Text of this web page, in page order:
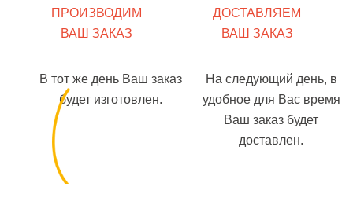
ПРОИЗВОДИМ
ВАШ ЗАКАЗ
В тот же день Ваш заказ
будет изготовлен.
ДОСТАВЛЯЕМ
ВАШ ЗАКАЗ
На следующий день, в
удобное для Вас время
Ваш заказ будет
доставлен.